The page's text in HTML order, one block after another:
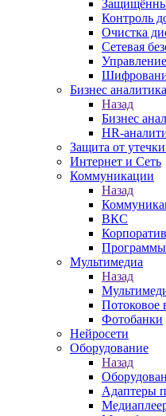
Контроль
Очистка
Сетевая
Бизнес аналитика
Назад
Бизнес
HR-
Защита от
Интернет и Сеть
Коммуникации
Назад
ВКС
Программы
Мультимедиа
Назад
Потоковое
Фотобанки
Нейросети
Оборудование
Назад
Адаптеры